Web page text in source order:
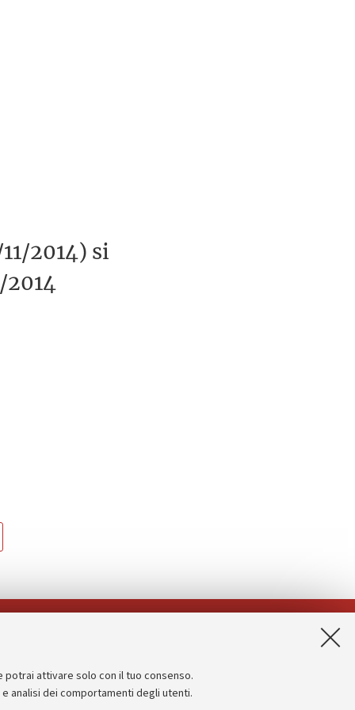
attivare solo con il tuo consenso.
analisi dei comportamenti degli utenti.
2014) si
2014
Informazioni sul sito e accessibilità